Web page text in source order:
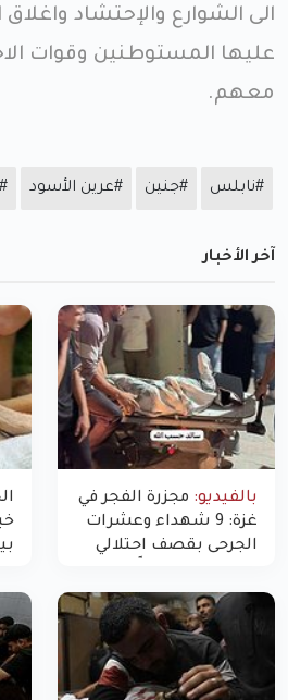
الى الشوارع والإحتشاد
عليها المستوطنين وقوات
معهم.
#نابلس #جنين #عرين الأسود
آخر الأخبار
بالفيديو: مجزرة الفجر في
غزة: 9 شهداء وعشرات
الجرحى بقصف احتلالي